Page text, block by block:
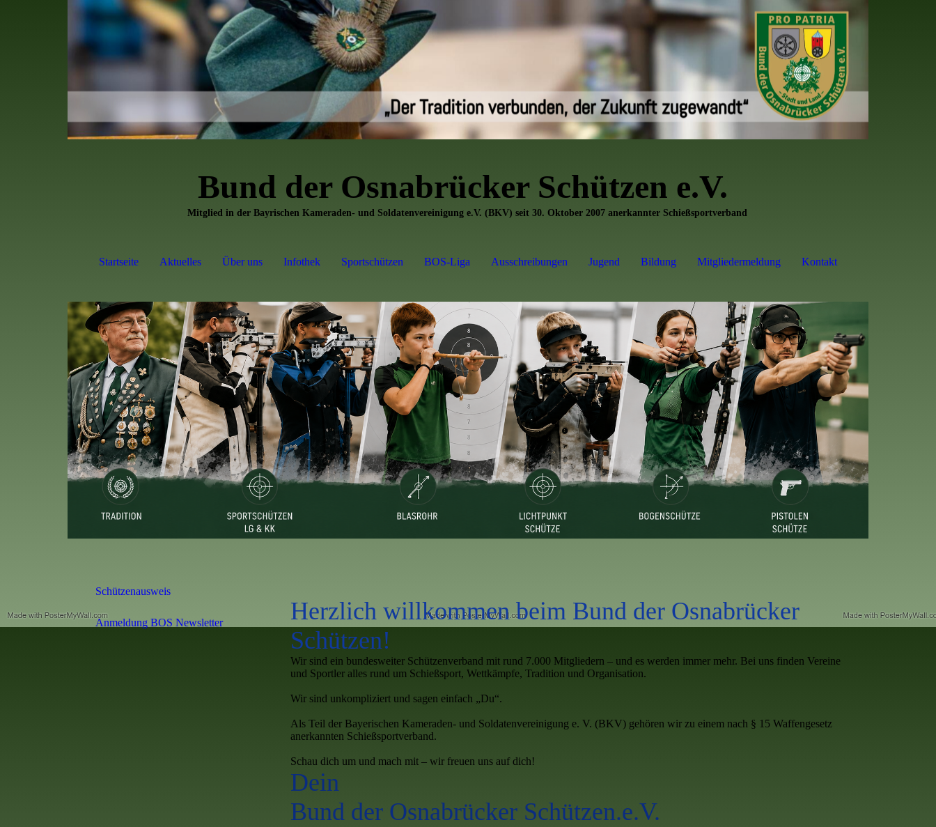
Bund der Osnabrücker Schützen e.V.
Mitglied in der Bayrischen Kameraden- und Soldatenvereinigung e.V. (BKV) seit 30. Oktober 2007 anerkannter Schießsportverband
Startseite Aktuelles Über uns Infothek Sportschützen BOS-Liga Ausschreibungen Jugend Bildung Mitgliedermeldung Kontakt
Schützenausweis
Anmeldung BOS Newsletter
Herzlich willkommen beim Bund der Osnabrücker
Schützen!
Wir sind ein bundesweiter Schützenverband mit rund 7.000 Mitgliedern – und es werden immer mehr. Bei uns finden Vereine
und Sportler alles rund um Schießsport, Wettkämpfe, Tradition und Organisation.
Wir sind unkompliziert und sagen einfach „Du“.
Als Teil der Bayerischen Kameraden- und Soldatenvereinigung e. V. (BKV) gehören wir zu einem nach § 15 Waffengesetz
anerkannten Schießsportverband.
Schau dich um und mach mit – wir freuen uns auf dich!
Dein
Bund der Osnabrücker Schützen.e.V.